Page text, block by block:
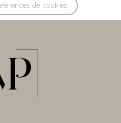
de cookies